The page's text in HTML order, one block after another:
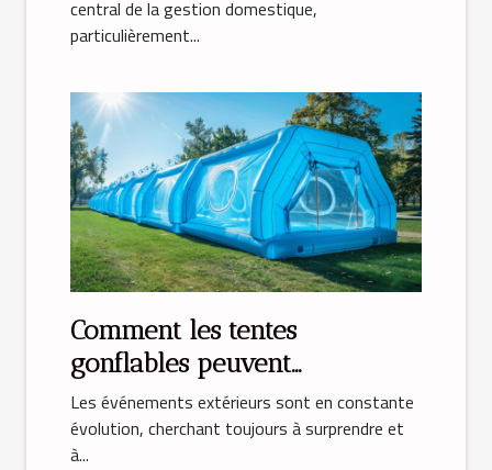
central de la gestion domestique,
particulièrement...
Comment les tentes
gonflables peuvent
transformer vos événements
Les événements extérieurs sont en constante
évolution, cherchant toujours à surprendre et
à...